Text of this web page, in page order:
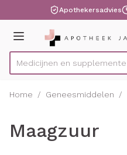
Ga naar de inhoudApothekersadvies
Menu
Product, merk, categorie...
Medi
Home / Geneesmiddelen /
Maagzuur